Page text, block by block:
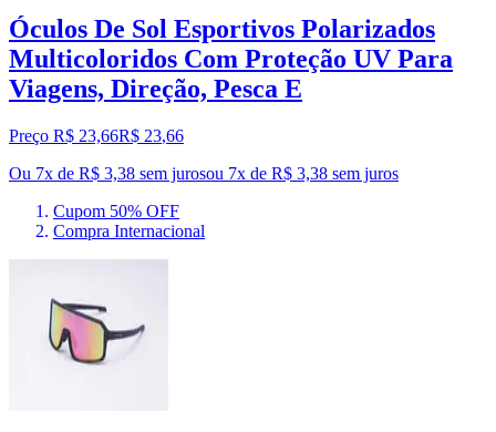
Óculos De Sol Esportivos Polarizados
Multicoloridos Com Proteção UV Para
Viagens, Direção, Pesca E
Preço R$ 23,66R$ 23,66
Ou 7x de R$ 3,38 sem jurosou 7x de R$ 3,38 sem juros
Cupom 50% OFF
Compra Internacional